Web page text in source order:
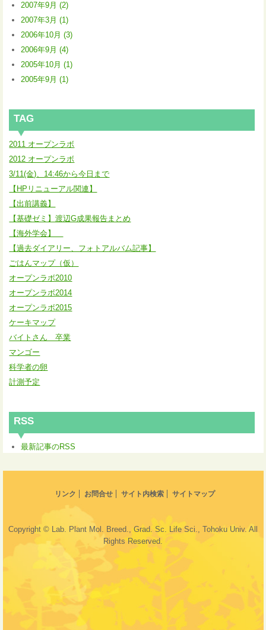
2007年9月 (2)
2007年3月 (1)
2006年10月 (3)
2006年9月 (4)
2005年10月 (1)
2005年9月 (1)
TAG
2011 オープンラボ
2012 オープンラボ
3/11(金)、14:46から今日まで
【HPリニューアル関連】
【出前講義】
【基礎ゼミ】渡辺G成果報告まとめ
【海外学会】
【過去ダイアリー、フォトアルバム記事】
ごはんマップ（仮）
オープンラボ2010
オープンラボ2014
オープンラボ2015
ケーキマップ
バイトさん 卒業
マンゴー
科学者の卵
計測予定
RSS
最新記事のRSS
リンク お問合せ サイト内検索 サイトマップ
Copyright © Lab. Plant Mol. Breed., Grad. Sc. Life Sci., Tohoku Univ. All
Rights Reserved.